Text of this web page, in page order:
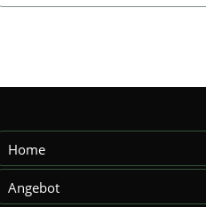
Home
Angebot